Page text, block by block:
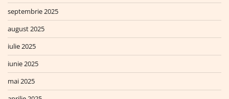
septembrie 2025
august 2025
iulie 2025
iunie 2025
mai 2025